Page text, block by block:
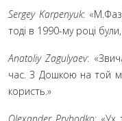
Sergey Karpenyuk:
тоді в 1990-му році
Anatoliy Zagulyaev:
час. З Дошкою на той
користь.»